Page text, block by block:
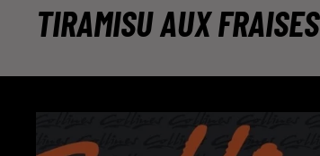
TIRAMISU AUX FRAISES